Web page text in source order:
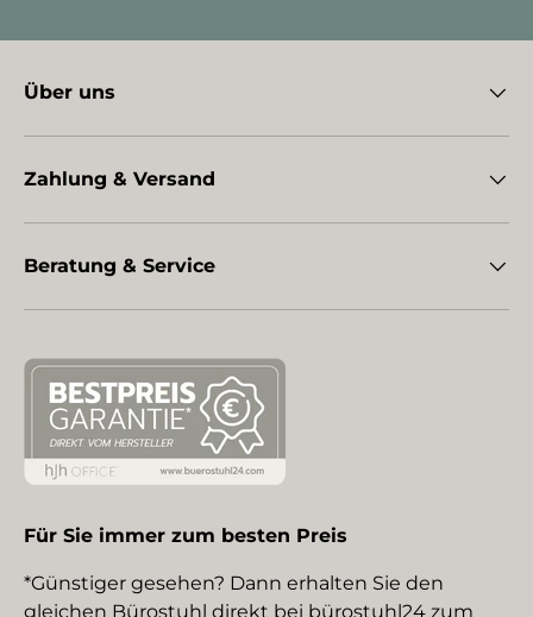
Über uns
Zahlung & Versand
Beratung & Service
Für Sie immer zum besten Preis
*Günstiger gesehen? Dann erhalten Sie den
gleichen Bürostuhl direkt bei bürostuhl24 zum